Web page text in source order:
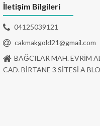
İletişim Bilgileri
04125039121
cakmakgold21@gmail.com
BAĞCILAR MAH. EVRİM
CAD. BİRTANE 3 SİTESİ A